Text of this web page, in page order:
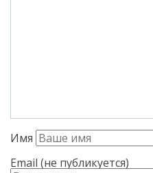
Имя
Email (не публикуется)